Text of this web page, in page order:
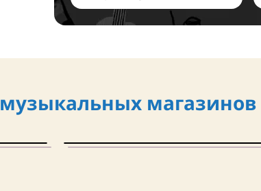
музыкальных магазинов